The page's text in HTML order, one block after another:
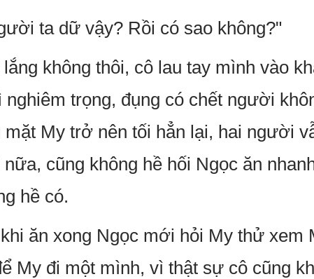
ta dữ vậy? Rồi có sao không?"
không thôi, cô lau tay mình vào
trọng, đụng có chết người
mặt My trở nên tối hẳn lại, hai người
cũng không hề hối Ngọc ăn
hề có.
ăn xong Ngọc mới hỏi My thử xem
My đi một mình, vì thật sự cô cũng